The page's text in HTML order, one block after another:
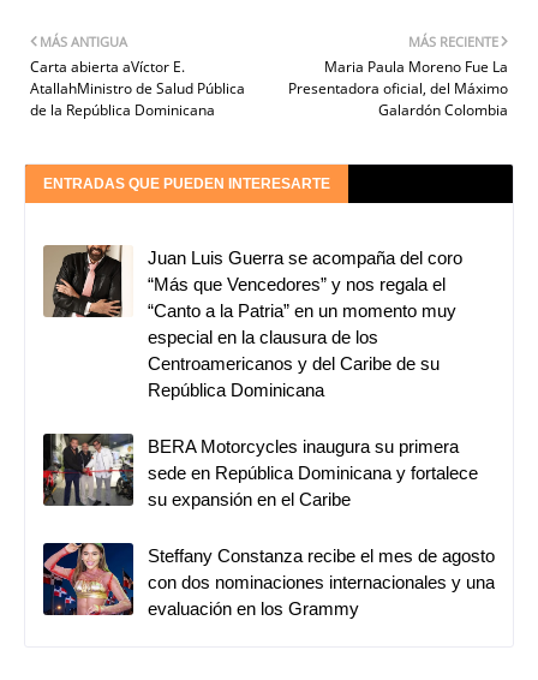
MÁS RECIENTE
Maria Paula Moreno Fue La
Presentadora oficial, del Máximo
Galardón Colombia
MÁS ANTIGUA
Carta abierta aVíctor E.
AtallahMinistro de Salud Pública
de la República Dominicana
ENTRADAS QUE PUEDEN INTERESARTE
Juan Luis Guerra se acompaña del coro
“Más que Vencedores” y nos regala el
“Canto a la Patria” en un momento muy
especial en la clausura de los
Centroamericanos y del Caribe de su
República Dominicana
BERA Motorcycles inaugura su primera
sede en República Dominicana y fortalece
su expansión en el Caribe
Steffany Constanza recibe el mes de agosto
con dos nominaciones internacionales y una
evaluación en los Grammy